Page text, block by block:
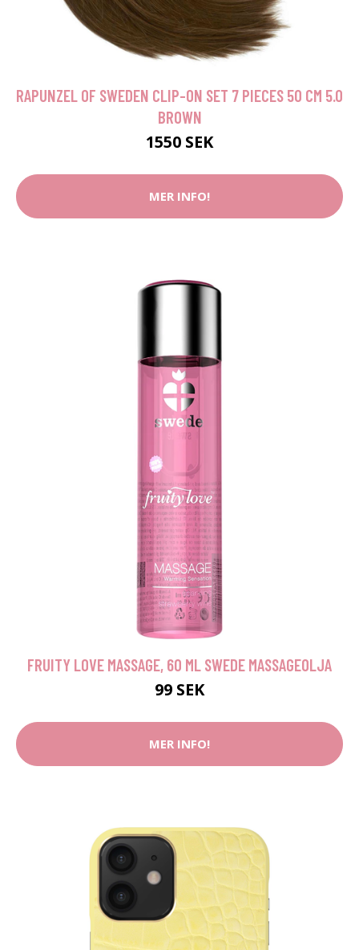
RAPUNZEL OF SWEDEN CLIP-ON SET 7 PIECES 50 CM 5.0
BROWN
1550 SEK
MER INFO!
FRUITY LOVE MASSAGE, 60 ML SWEDE MASSAGEOLJA
99 SEK
MER INFO!